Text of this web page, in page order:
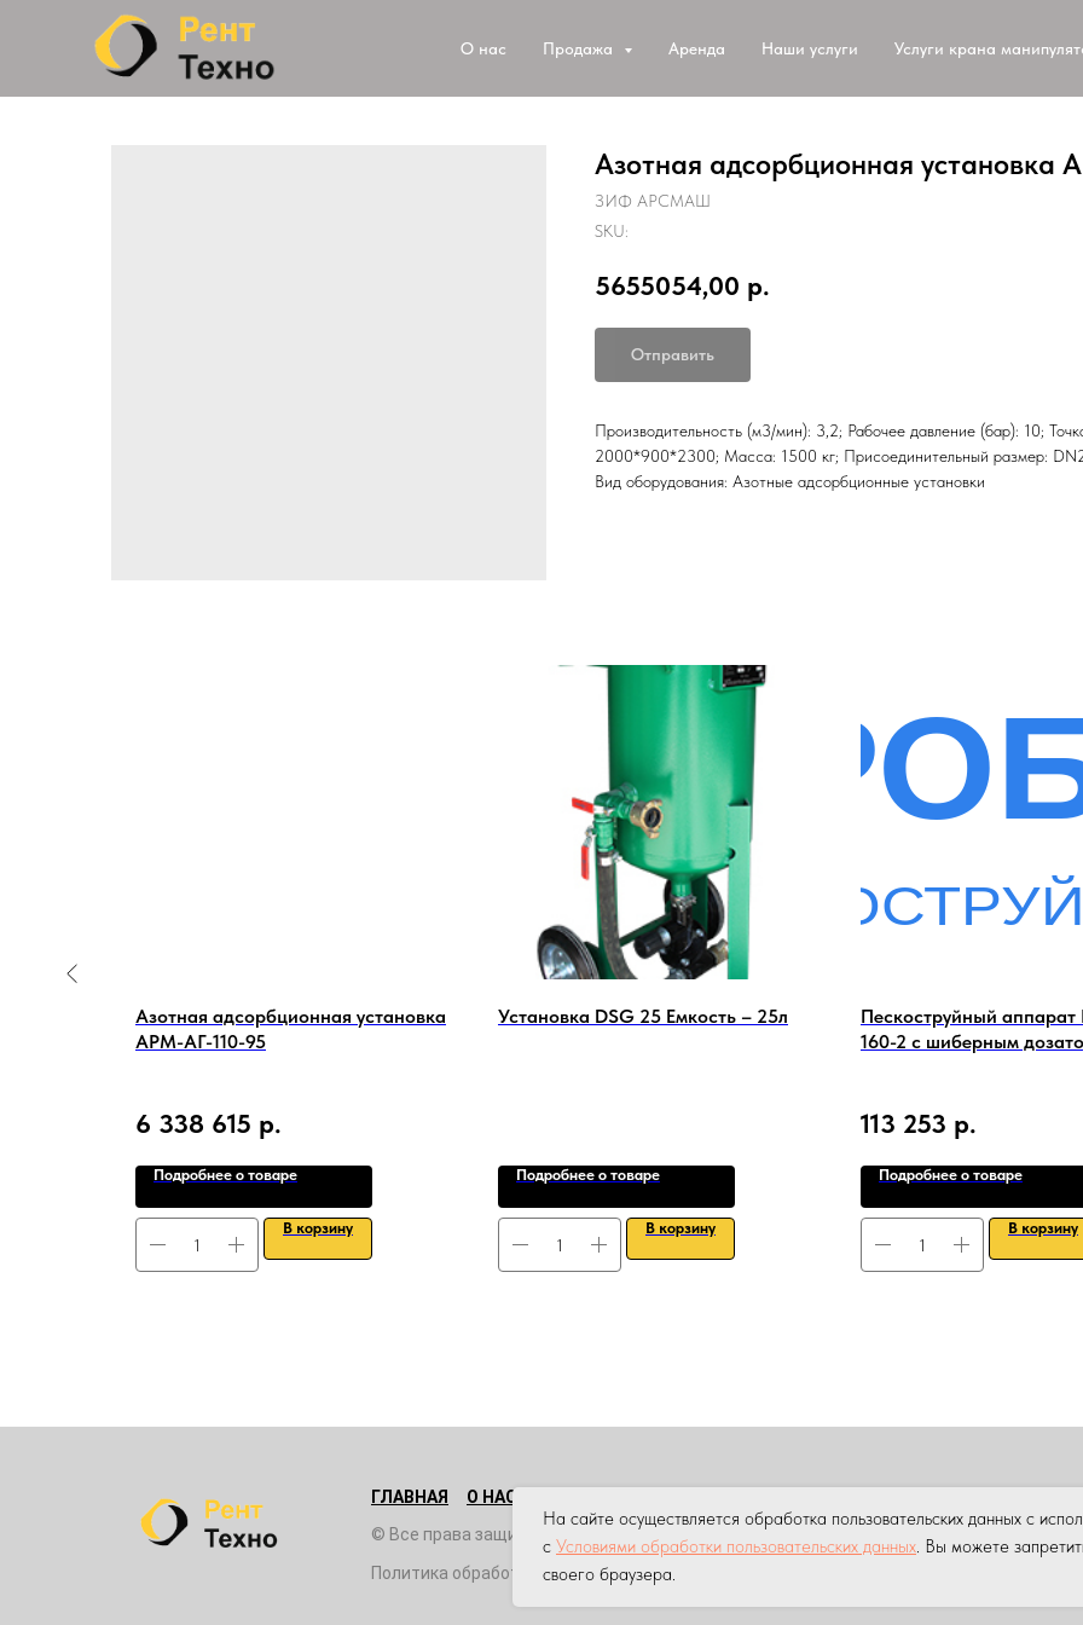
О нас Продажа Аренда Наши услуги Услуги крана
Азотная адсорбционная
ЗИФ АРСМАШ
SKU:
5655054,00 р.
Отправить
Производительность (м3/мин): 3,2; Рабочее давление (бар): 10;
2000*900*2300; Масса: 1500 кг; Присоединительный размер:
Вид оборудования: Азотные адсорбционные установки
Азотная адсорбционная установка
АРМ-АГ-110-95
6 338 615 р.
Подробнее о товаре
В корзину
Установка DSG 25 Емкость – 25л
Подробнее о товаре
В корзину
Пескоструйный аппарат
160-2 с шиберным
113 253 р.
Подробнее о товаре
В корзину
ГЛАВНАЯ О НАС
© Все права защищены. Копирование материалов данного сайта без разрешения
Политика обработки персональных данных на сайте
На сайте осуществляется обработка пользовательских данных с
с Условиями обработки пользовательских данных. Вы можете
своего браузера.